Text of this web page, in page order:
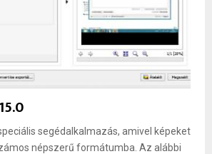
segédalkalmazás, amivel képeket
népszerű formátumba. Az alábbi